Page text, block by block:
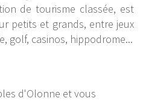
de tourisme classée, est
petits et grands, entre jeux
golf, casinos, hippodrome...
d'Olonne et vous